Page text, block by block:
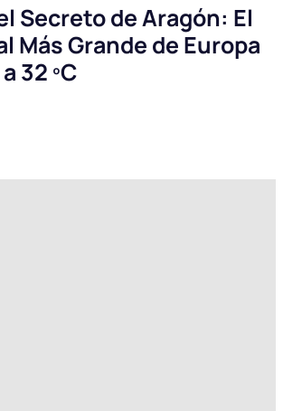
Secreto de Aragón: El
Más Grande de Europa
32 ºC